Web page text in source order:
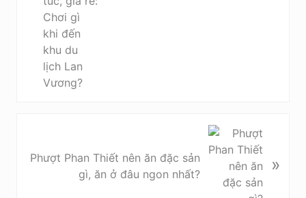
Phượt Phan Thiết nên ăn đặc sản
gì, ăn ở đâu ngon nhất?
»